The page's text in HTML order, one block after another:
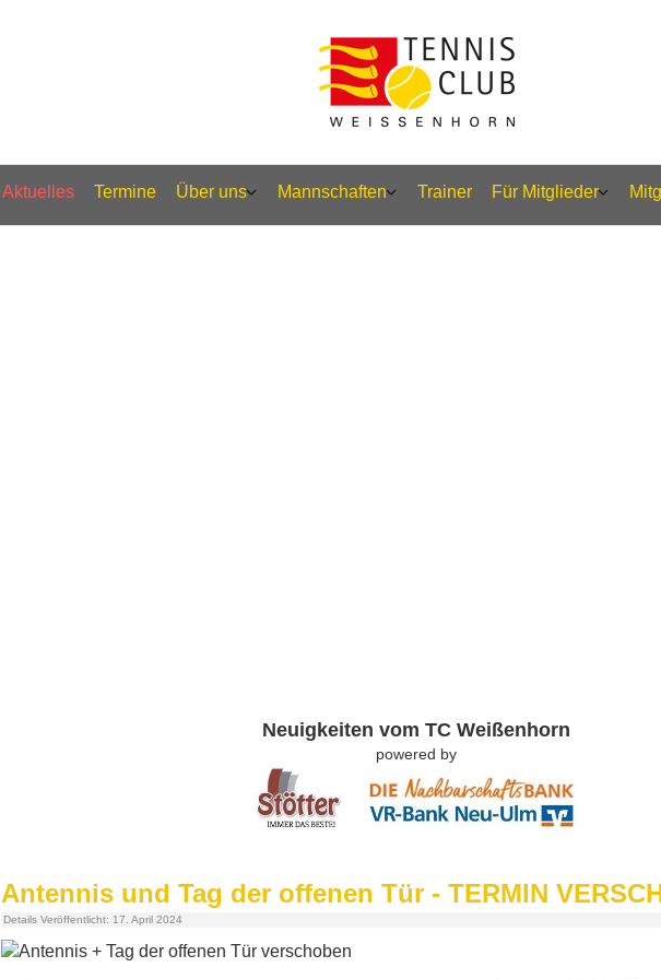
Aktuelles Termine Über uns Mannschaften Trainer Für Mitglieder
Neuigkeiten vom TC Weißenhorn
powered by
Antennis und Tag der offenen Tür - TERMIN
Details Veröffentlicht: 17. April 2024